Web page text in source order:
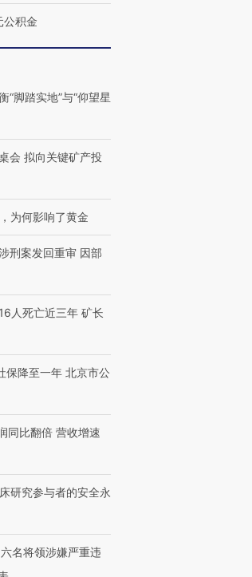
公积金
“脚踏实地”与“仰望星
会 拟向关键矿产投
为何影响了黄金
刑案发回重审 因部
人死亡近三年 矿长
保降至一年 北京市公
同比翻倍 营收增速
研究参与者的安全永
名将领涉嫌严重违